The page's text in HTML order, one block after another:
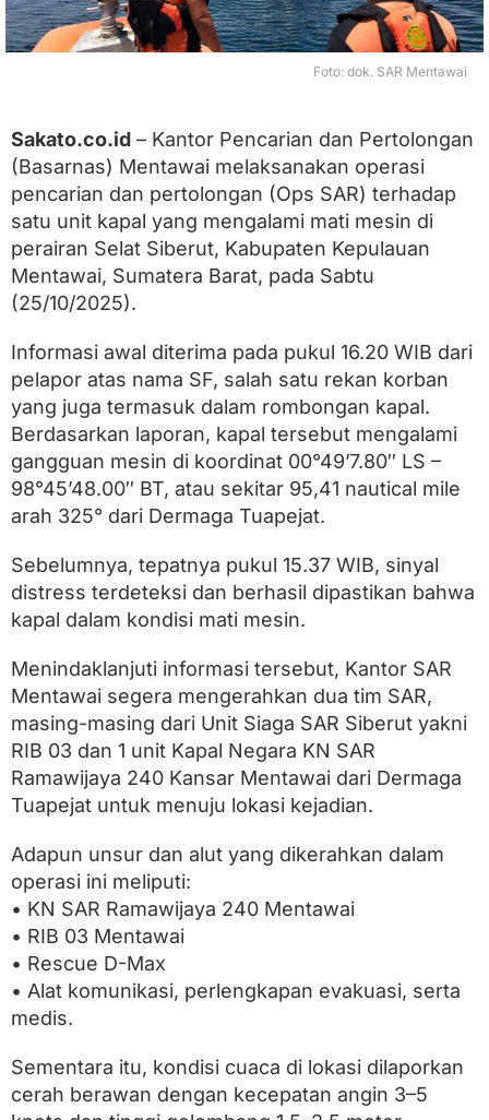
k
a
r
a
S
A
R
K
M
a
t
i
M
e
s
d
i
P
e
i
r
n
S
e
a
S
i
b
e
r
u
t
Foto: dok. SAR Mentawai
Sakato.co.id – Kantor Pencarian dan Pertolongan
(Basarnas) Mentawai melaksanakan operasi
pencarian dan pertolongan (Ops SAR) terhadap
satu unit kapal yang mengalami mati mesin di
perairan Selat Siberut, Kabupaten Kepulauan
Mentawai, Sumatera Barat, pada Sabtu
(25/10/2025).
Informasi awal diterima pada pukul 16.20 WIB dari
pelapor atas nama SF, salah satu rekan korban
yang juga termasuk dalam rombongan kapal.
Berdasarkan laporan, kapal tersebut mengalami
gangguan mesin di koordinat 00°49’7.80″ LS –
98°45’48.00″ BT, atau sekitar 95,41 nautical mile
arah 325° dari Dermaga Tuapejat.
Sebelumnya, tepatnya pukul 15.37 WIB, sinyal
distress terdeteksi dan berhasil dipastikan bahwa
kapal dalam kondisi mati mesin.
Menindaklanjuti informasi tersebut, Kantor SAR
Mentawai segera mengerahkan dua tim SAR,
masing-masing dari Unit Siaga SAR Siberut yakni
RIB 03 dan 1 unit Kapal Negara KN SAR
Ramawijaya 240 Kansar Mentawai dari Dermaga
Tuapejat untuk menuju lokasi kejadian.
Adapun unsur dan alut yang dikerahkan dalam
operasi ini meliputi:
• KN SAR Ramawijaya 240 Mentawai
• RIB 03 Mentawai
• Rescue D-Max
• Alat komunikasi, perlengkapan evakuasi, serta
medis.
Sementara itu, kondisi cuaca di lokasi dilaporkan
cerah berawan dengan kecepatan angin 3–5